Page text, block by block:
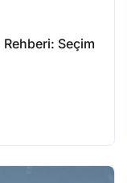
Seçim